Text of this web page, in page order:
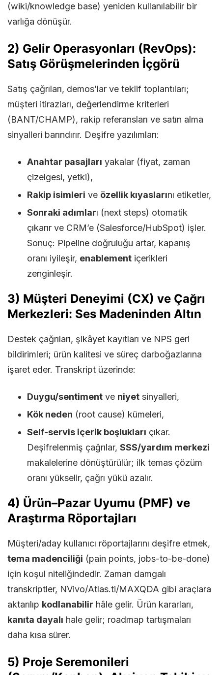
(wiki/knowledge base) yeniden kullanılabilir bir
varlığa dönüşür.
2) Gelir Operasyonları (RevOps):
Satış Görüşmelerinden İçgörü
Satış çağrıları, demos’lar ve teklif toplantıları;
müşteri itirazları, değerlendirme kriterleri
(BANT/CHAMP), rakip referansları ve satın alma
sinyalleri barındırır. Deşifre yazılımları:
Anahtar pasajları yakalar (fiyat, zaman
çizelgesi, yetki),
Rakip isimleri ve özellik kıyaslarını etiketler,
Sonraki adımları (next steps) otomatik
çıkarır ve CRM’e (Salesforce/HubSpot) işler.
Sonuç: Pipeline doğruluğu artar, kapanış
oranı iyileşir, enablement içerikleri
zenginleşir.
3) Müşteri Deneyimi (CX) ve Çağrı
Merkezleri: Ses Madeninden Altın
Destek çağrıları, şikâyet kayıtları ve NPS geri
bildirimleri; ürün kalitesi ve süreç darboğazlarına
işaret eder. Transkript üzerinde:
Duygu/sentiment ve niyet sinyalleri,
Kök neden (root cause) kümeleri,
Self-servis içerik boşlukları çıkar.
Deşifrelenmiş çağrılar, SSS/yardım merkezi
makalelerine dönüştürülür; ilk temas çözüm
oranı yükselir, çağrı yükü azalır.
4) Ürün–Pazar Uyumu (PMF) ve
Araştırma Röportajları
Müşteri/aday kullanıcı röportajlarını deşifre etmek,
tema madenciliği (pain points, jobs-to-be-done)
için koşul niteliğindedir. Zaman damgalı
transkriptler, NVivo/Atlas.ti/MAXQDA gibi araçlara
aktarılıp kodlanabilir hâle gelir. Ürün kararları,
kanıta dayalı hale gelir; roadmap tartışmaları
daha kısa sürer.
5) Proje Seremonileri